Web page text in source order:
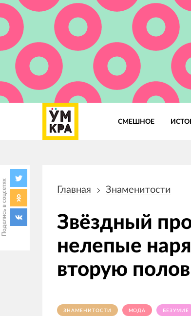
СМЕШНОЕ
Поделись в соцсетях навигации
Главная Знаменитости
Звёздный
нелепые
вторую
ЗНАМЕНИТОСТИ МОДА БЕЗУМИЕ